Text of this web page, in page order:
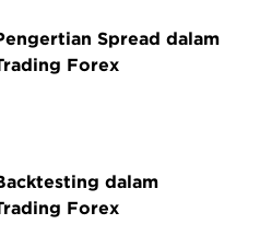
Spread dalam
Forex
dalam
Forex